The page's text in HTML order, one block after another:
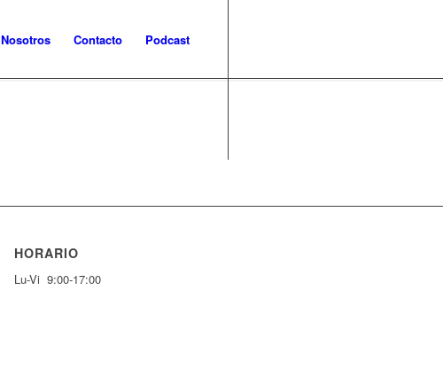
Nosotros Contacto Podcast
HORARIO
Lu-Vi 9:00-17:00